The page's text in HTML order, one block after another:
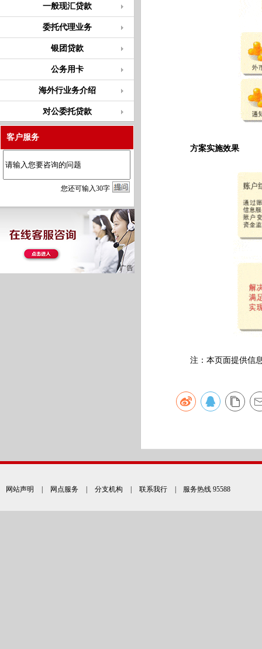
一般现汇贷款
委托代理业务
银团贷款
公务用卡
海外行业务介绍
对公委托贷款
客户服务
您还可输入30字
方案实施效果
注：本页面提供信息
网站声明 网点服务 分支机构 联系我行 | 服务热线 95588